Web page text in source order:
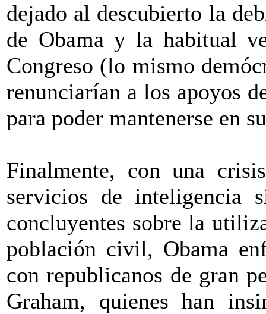
dejado al descubierto la
de Obama y la habitual
Congreso (lo mismo
renunciarían a los apoyos
para poder mantenerse en
Finalmente, con una
servicios de inteligencia
concluyentes sobre la
población civil, Obama
con republicanos de gran
Graham, quienes han